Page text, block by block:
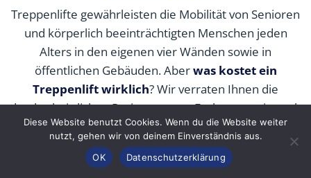
Treppenlifte gewährleisten die Mobilität von Senioren
und körperlich beeinträchtigten Menschen jeden
Alters in den eigenen vier Wänden sowie in
öffentlichen Gebäuden. Aberwas kostet ein
Treppenlift wirklich? Wir verraten Ihnen die
durchschnittlichen Preise unserer Fachpartner je nach
Modell und wie Sie die Kosten durch Zuschüsse,
Fördermittel und Alternativen senken können.
Konfigurator
Diese Website benutzt Cookies. Wenn du die Website weiter
nutzt, gehen wir von deinem Einverständnis aus.
OK
Datenschutzerklärung